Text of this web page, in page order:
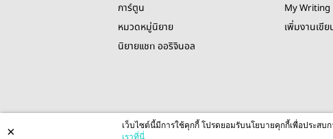
shibataiju ไ
นิยาย Boy
การ์ตูน
หมวดหมู่นิยาย
นิยายแชท ออริจินอล
My Writing
เพิ่มงานเขีย
× เว็บไซต์นี้มีการใช้คุกกี้ โปรดยอมรับนโยบายคุกกี้เพื่อประส
เราที่นี่